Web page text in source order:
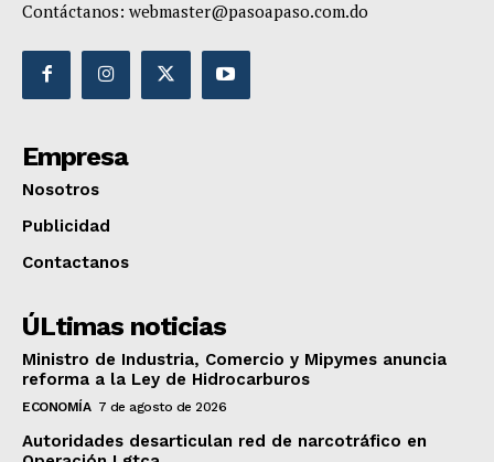
Contáctanos: webmaster@pasoapaso.com.do
Empresa
Nosotros
Publicidad
Contactanos
ÚLtimas noticias
Ministro de Industria, Comercio y Mipymes anuncia
reforma a la Ley de Hidrocarburos
ECONOMÍA 7 de agosto de 2026
Autoridades desarticulan red de narcotráfico en